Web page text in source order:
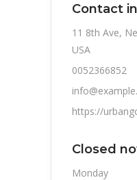
Contact
11 8th Ave,
USA
0052366852
https://
Closed
Monday